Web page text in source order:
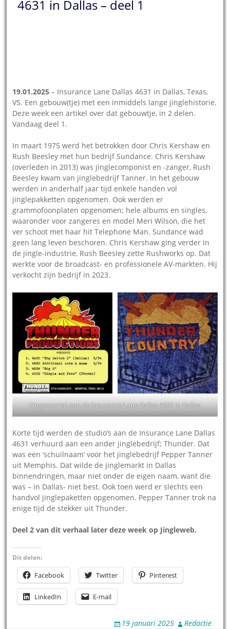
4631 in Dallas – deel 1
o.a. Jon
Wolfert
19.01.2025 – Insurance Lane Dallas 4631 in Dallas, Texas,
VS. Een gebouw(tje) met een inmiddels lange jinglehistorie.
Deze week een artikel over dat gebouwtje, in 2 delen.
Vandaag deel 1.
In maart 1975 werd het betrokken door Chris Kershaw en
Rush Beesley met hun bedrijf Sundance. Chris Kershaw
(overleden in 2013) was jinglecomponist en -zanger, Rush
Beesley kwam van jinglebedrijf Tanner. In het gebouw
werden in anderhalf jaar tijd enkele handen vol
jinglepakketten opgenomen. Ook werden er
grammofoonplaten opgenomen; hele albums en singles,
waaronder voor zangeres en model Meri Wilson, die het
ver schoot met haar hit Telephone Man. Sundance wad
geen lang leven beschoren. Chris Kershaw ging verder in
de jingle-industrie, Rush Beesley zette Rushworks op. Dat
werkte voor de broadcast- en professionele AV-markten. Hij
verkocht zijn bedrijf in 2023.
Opgenomen aan de Insurance Lane Dallas 4631 in Dallas
Korte tijd werden de studio’s aan de Insurance Lane Dallas
4631 verhuurd aan een ander jinglebedrijf; Thunder. Dat
was een ‘schuilnaam’ voor het jinglebedrijf Pepper Tanner
uit Memphis. Dat wilde de jinglemarkt in Dallas
binnendringen, maar niet onder de eigen naam, want die
was – in Dallas- niet best. Ook toen werd er slechts een
handvol jinglepaketten opgenomen. Pepper Tanner trok na
enige tijd de stekker uit Thunder.
Deel 2 van dit verhaal later deze week op Jingleweb.
Dit delen:
Facebook Twitter Pinterest
LinkedIn E-mail
19 januari 2025 Redactie